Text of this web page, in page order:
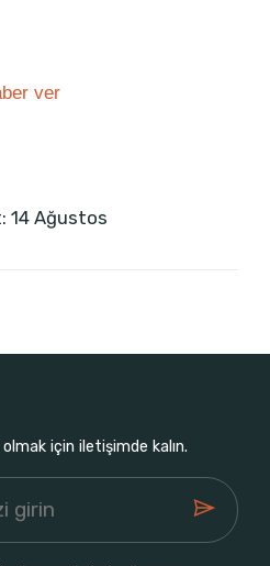
ver
14 Ağustos
için iletişimde kalın.